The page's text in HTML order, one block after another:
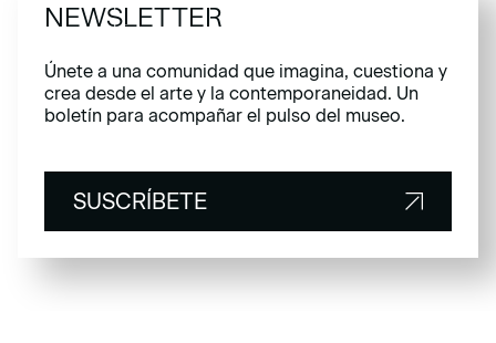
NEWSLETTER
Únete a una comunidad que imagina, cuestiona y
crea desde el arte y la contemporaneidad. Un
boletín para acompañar el pulso del museo.
SUSCRÍBETE
SUSCRÍBETE